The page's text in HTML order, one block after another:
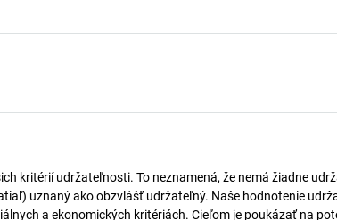
kritérií udržateľnosti. To neznamená, že nemá žiadne
uznaný ako obzvlášť udržateľný. Naše hodnotenie
a ekonomických kritériách. Cieľom je poukázať na